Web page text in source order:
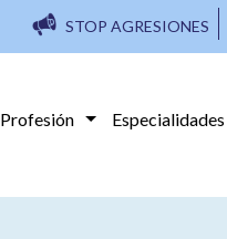
STOP AGRESIONES
Profesión Especialidades